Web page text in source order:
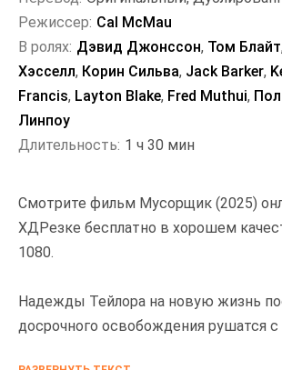
Смотрите фильм Мусорщик (2025)
ХДРезке бесплатно в хорошем
1080.
Надежды Тейлора на новую жизнь
досрочного освобождения рушатся
Режиссер: Cal McMau
В ролях: Дэвид Джонссон, Том Блайт
Хэсселл, Корин Сильва, Jack Barker,
Francis, Layton Blake, Fred Muthui,
Линпоу
Длительность: 1 ч 30 мин